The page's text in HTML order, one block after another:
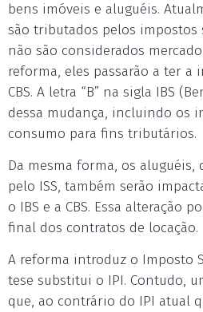
bens imóveis e aluguéis.
são tributados pelos impostos
não são considerados
reforma, eles passarão a ter a
CBS. A letra “B” na sigla IBS
dessa mudança, incluindo os
consumo para fins tributários.
Da mesma forma, os
pelo ISS, também serão
o IBS e a CBS. Essa alteração
final dos contratos de locação.
A reforma introduz o Imposto
tese substitui o IPI. Contudo,
que, ao contrário do IPI atual